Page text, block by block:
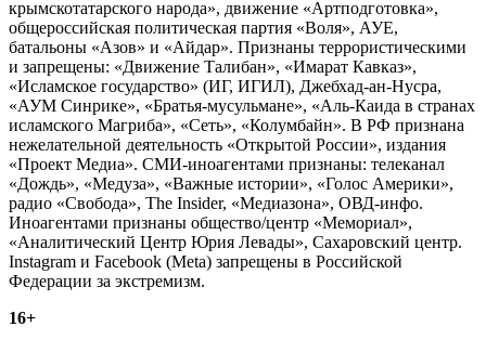
крымскотатарского народа», движение «Артподготовка»,
общероссийская политическая партия «Воля», АУЕ,
батальоны «Азов» и «Айдар». Признаны террористическими
и запрещены: «Движение Талибан», «Имарат Кавказ»,
«Исламское государство» (ИГ, ИГИЛ), Джебхад-ан-Нусра,
«АУМ Синрике», «Братья-мусульмане», «Аль-Каида в странах
исламского Магриба», «Сеть», «Колумбайн». В РФ признана
нежелательной деятельность «Открытой России», издания
«Проект Медиа». СМИ-иноагентами признаны: телеканал
«Дождь», «Медуза», «Важные истории», «Голос Америки»,
радио «Свобода», The Insider, «Медиазона», ОВД-инфо.
Иноагентами признаны общество/центр «Мемориал»,
«Аналитический Центр Юрия Левады», Сахаровский центр.
Instagram и Facebook (Metа) запрещены в Российской
Федерации за экстремизм.
16+